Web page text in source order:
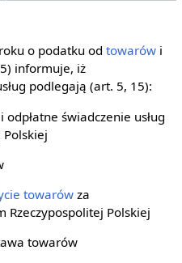
o podatku od towarówi
informuje, iż
podlegają (art. 5, 15):
świadczenie usług
towarówza
Polskiej
towarów